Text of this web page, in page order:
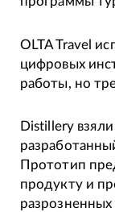
OLTA Travel
цифровых
работы, но
Distillery
Прототип
продукту и
разрозненных